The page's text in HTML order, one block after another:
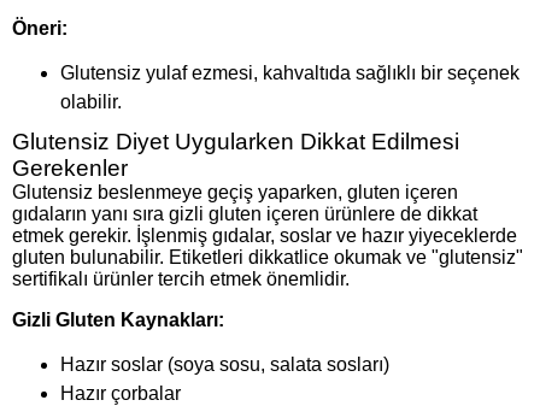
Öneri:
Glutensiz yulaf ezmesi, kahvaltıda sağlıklı bir seçenek
olabilir.
Glutensiz Diyet Uygularken Dikkat Edilmesi
Gerekenler
Glutensiz beslenmeye geçiş yaparken, gluten içeren
gıdaların yanı sıra gizli gluten içeren ürünlere de dikkat
etmek gerekir. İşlenmiş gıdalar, soslar ve hazır yiyeceklerde
gluten bulunabilir. Etiketleri dikkatlice okumak ve "glutensiz"
sertifikalı ürünler tercih etmek önemlidir.
Gizli Gluten Kaynakları:
Hazır soslar (soya sosu, salata sosları)
Hazır çorbalar